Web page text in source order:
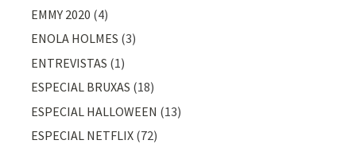
EMMY 2020 (4)
ENOLA HOLMES (3)
ENTREVISTAS (1)
ESPECIAL BRUXAS (18)
ESPECIAL HALLOWEEN (13)
ESPECIAL NETFLIX (72)